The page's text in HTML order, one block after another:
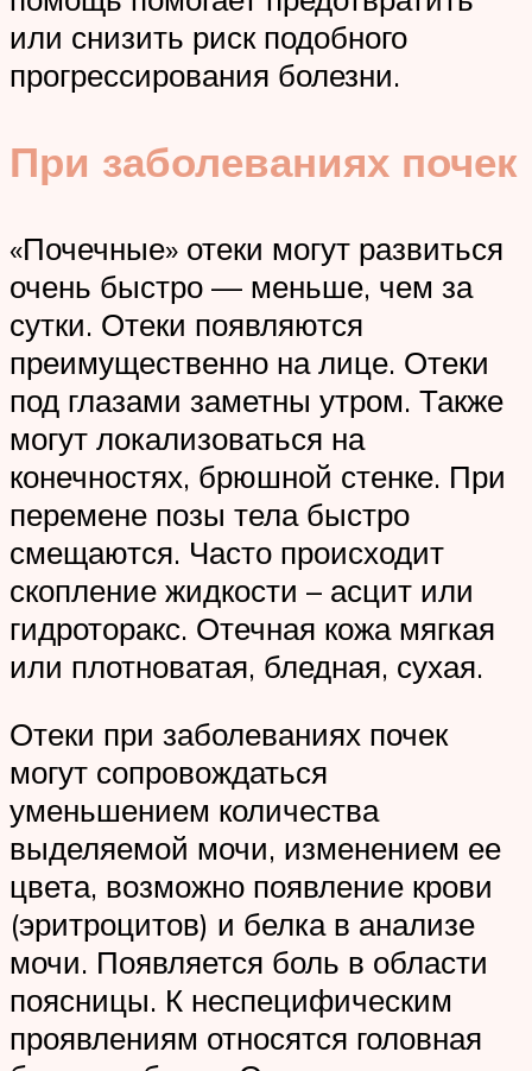
или снизить риск подобного
прогрессирования болезни.
При заболеваниях почек
«Почечные» отеки могут развиться
очень быстро — меньше, чем за
сутки. Отеки появляются
преимущественно на лице. Отеки
под глазами заметны утром. Также
могут локализоваться на
конечностях, брюшной стенке. При
перемене позы тела быстро
смещаются. Часто происходит
скопление жидкости – асцит или
гидроторакс. Отечная кожа мягкая
или плотноватая, бледная, сухая.
Отеки при заболеваниях почек
могут сопровождаться
уменьшением количества
выделяемой мочи, изменением ее
цвета, возможно появление крови
(эритроцитов) и белка в анализе
мочи. Появляется боль в области
поясницы. К неспецифическим
проявлениям относятся головная